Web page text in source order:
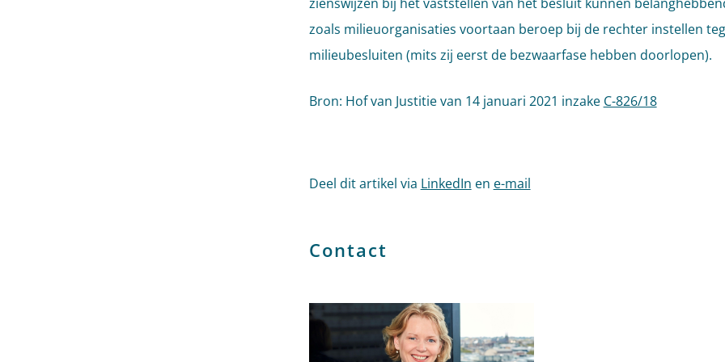
zoals milieuorganisaties voortaan beroep bij de rechter instellen
milieubesluiten (mits zij eerst de bezwaarfase hebben doorlopen).
Bron: Hof van Justitie van 14 januari 2021 inzake C-826/18
Deel dit artikel via LinkedIn en e-mail
Contact